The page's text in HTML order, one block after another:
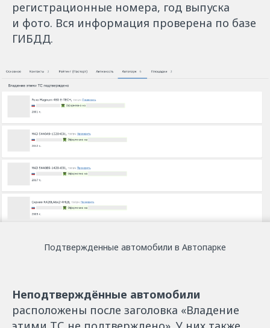
регистрационные номера, год выпуска
и фото. Вся информация проверена по базе
ГИБДД.
Подтвержденные автомобили в Автопарке
Неподтверждённые автомобили
расположены после заголовка «‎Владение